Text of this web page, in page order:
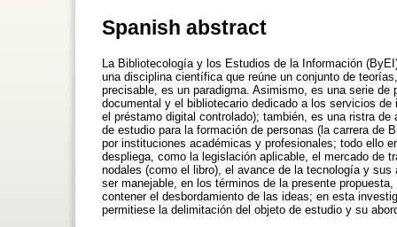
Spanish abstract
La Bibliotecología y los Estudios de la Información
una disciplina científica que reúne un conjunto de
precisable, es un paradigma. Asimismo, es una serie
documental y el bibliotecario dedicado a los servicios
el préstamo digital controlado); también, es una ristra
de estudio para la formación de personas (la carrera de
por instituciones académicas y profesionales; todo ello
despliega, como la legislación aplicable, el mercado de
nodales (como el libro), el avance de la tecnología y
ser manejable, en los términos de la presente
contener el desbordamiento de las ideas; en esta
permitiese la delimitación del objeto de estudio y su